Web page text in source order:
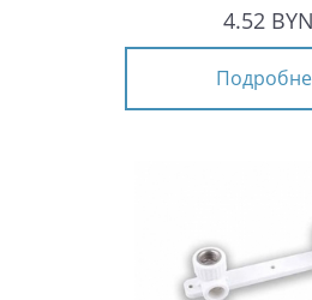
4.52 BYN